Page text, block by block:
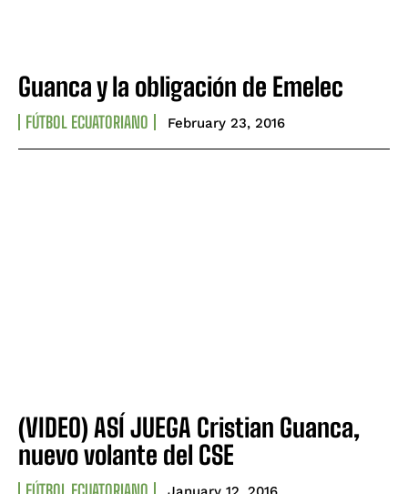
Guanca y la obligación de Emelec
FÚTBOL ECUATORIANO February 23, 2016
(VIDEO) ASÍ JUEGA Cristian Guanca,
nuevo volante del CSE